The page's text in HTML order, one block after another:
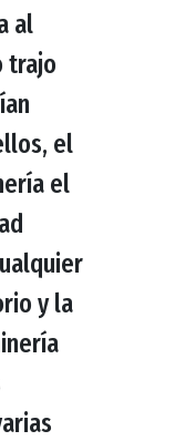
al
trajo
el
el
y la